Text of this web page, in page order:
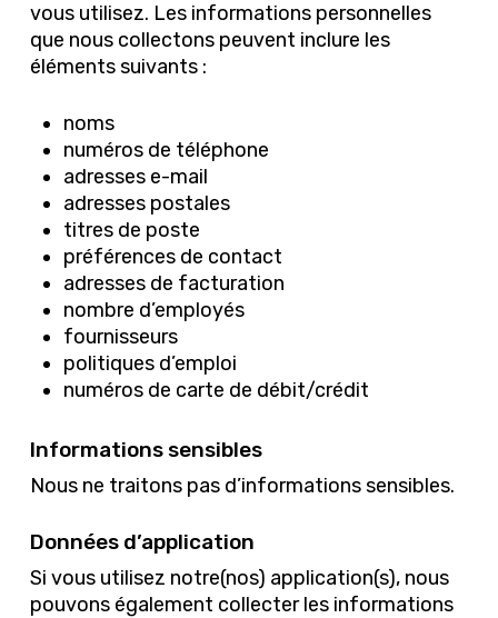
vous utilisez. Les informations personnelles
que nous collectons peuvent inclure les
éléments suivants :
noms
numéros de téléphone
adresses e-mail
adresses postales
titres de poste
préférences de contact
adresses de facturation
nombre d’employés
fournisseurs
politiques d’emploi
numéros de carte de débit/crédit
Informations sensibles
Nous ne traitons pas d’informations sensibles.
Données d’application
Si vous utilisez notre(nos) application(s), nous
pouvons également collecter les informations